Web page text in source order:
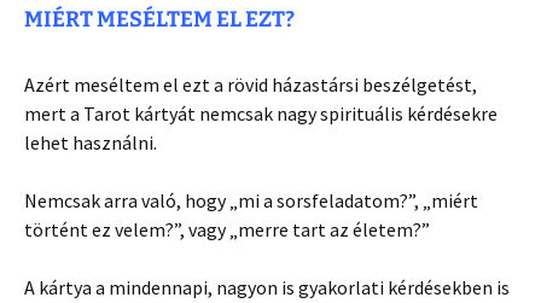
MIÉRT MESÉLTEM EL EZT?
Azért meséltem el ezt a rövid házastársi beszélgetést,
mert a Tarot kártyát nemcsak nagy spirituális kérdésekre
lehet használni.
Nemcsak arra való, hogy „mi a sorsfeladatom?”, „miért
történt ez velem?”, vagy „merre tart az életem?”
A kártya a mindennapi, nagyon is gyakorlati kérdésekben is